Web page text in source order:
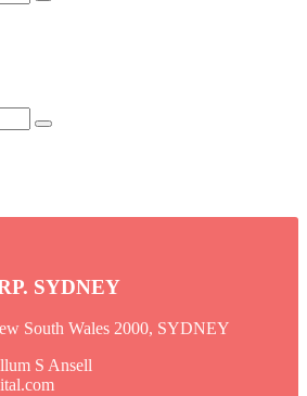
SYDNEY
South Wales 2000, SYDNEY
S Ansell